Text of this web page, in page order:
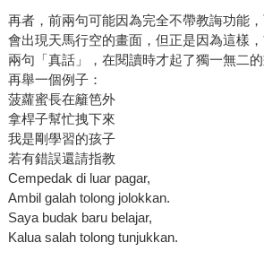
再者，前兩句可能因為完全不帶教誨功能
會出現天馬行空的畫面，但正是因為這樣
兩句「真話」，在閱讀時才起了獨一無二的
再舉一個例子：
菠蘿蜜長在籬笆外
拿桿子幫忙拽下來
我是剛學習的孩子
若有錯誤還請指教
Cempedak di luar pagar,
Ambil galah tolong jolokkan.
Saya budak baru belajar,
Kalua salah tolong tunjukkan.